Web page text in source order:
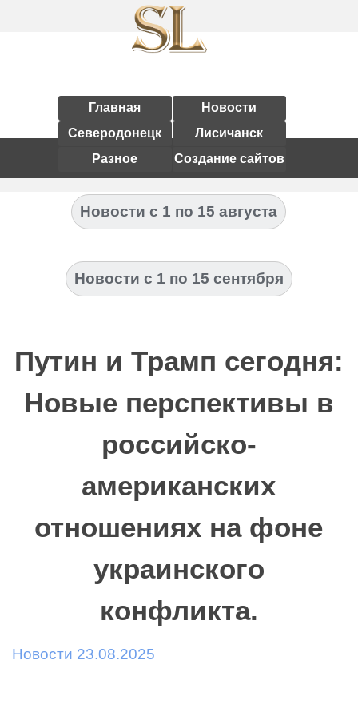
Главная
Новости
Северодонецк
Лисичанск
Разное
Создание сайтов
Новости с 1 по 15 августа
Новости с 1 по 15 сентября
Путин и Трамп сегодня:
Новые перспективы в
российско-
американских
отношениях на фоне
украинского
конфликта.
Новости 23.08.2025